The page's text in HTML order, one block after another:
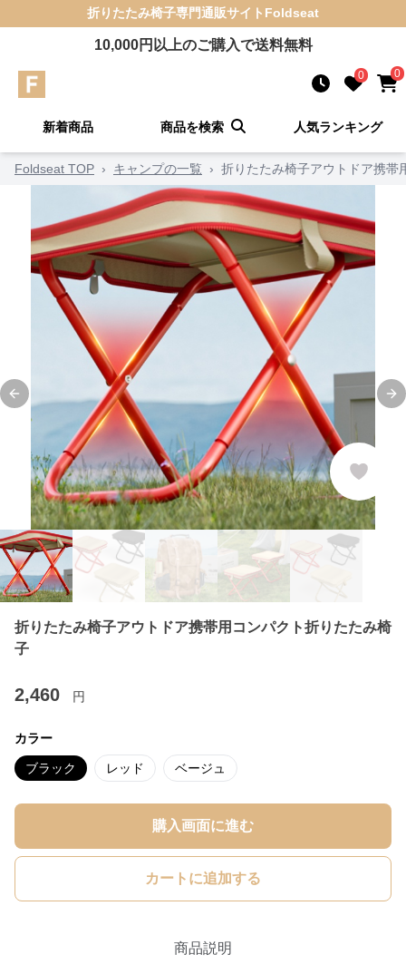
折りたたみ椅子専門通販サイト Foldseat
10,000円以上のご購入で送料無料
0 0
新着商品 商品を検索 人気ランキング
Foldseat TOP › キャンプの一覧 › 折りたたみ椅子アウトドア携帯
Previous slide
折りたたみ椅子アウトドア携帯用コンパクト折りたたみ椅
子
2,460 円
カラー
ブラック レッド ベージュ
購入画面に進む
カートに追加する
商品説明